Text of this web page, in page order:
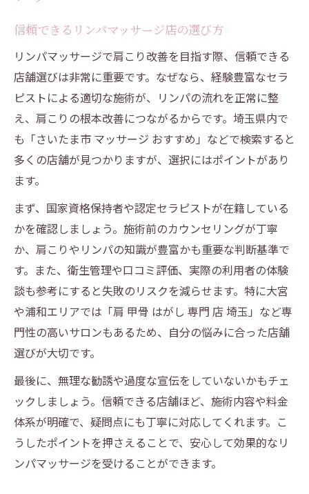
信頼できるリンパマッサージ店の選び方
リンパマッサージで肩こり改善を目指す際、信頼できる
店舗選びは非常に重要です。なぜなら、経験豊富なセラ
ピストによる適切な施術が、リンパの流れを正常に整
え、肩こりの根本改善につながるからです。埼玉県内で
も「さいたま市 マッサージ おすすめ」などで検索すると
多くの店舗が見つかりますが、選択にはポイントがあり
ます。
まず、国家資格保持者や認定セラピストが在籍している
かを確認しましょう。施術前のカウンセリングが丁寧
か、肩こりやリンパの知識が豊富かも重要な判断基準で
す。また、衛生管理や口コミ評価、実際の利用者の体験
談も参考にすると失敗のリスクを減らせます。特に大宮
や浦和エリアでは「肩 甲骨 はがし 専門 店 埼玉」など専
門性の高いサロンもあるため、自分の悩みに合った店舗
選びが大切です。
最後に、無理な勧誘や過度な宣伝をしていないかもチェ
ックしましょう。信頼できる店舗ほど、施術内容や料金
体系が明確で、疑問点にも丁寧に対応してくれます。こ
うしたポイントを押さえることで、安心して効果的なリ
ンパマッサージを受けることができます。